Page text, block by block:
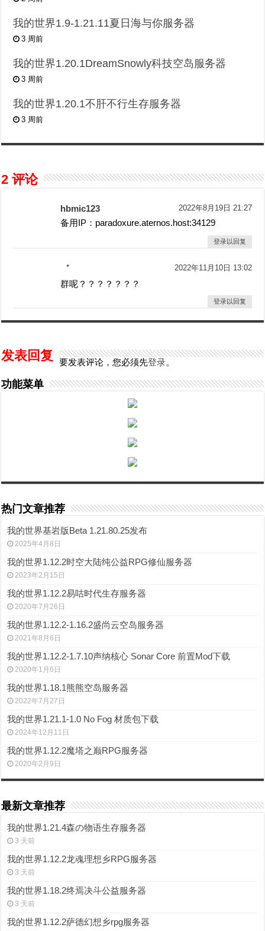
我的世界1.9-1.21.11夏日海与你服务器
3 周前
我的世界1.20.1DreamSnowly科技空岛服务器
3 周前
我的世界1.20.1不肝不行生存服务器
3 周前
2 评论
hbmic123 2022年8月19日 21:27
备用IP：paradoxure.aternos.host:34129
登录以回复
゛ 2022年11月10日 13:02
群呢？？？？？？？
登录以回复
发表回复 要发表评论，您必须先登录。
功能菜单
热门文章推荐
我的世界基岩版Beta 1.21.80.25发布
2025年4月8日
我的世界1.12.2时空大陆纯公益RPG修仙服务器
2023年2月15日
我的世界1.12.2易咕时代生存服务器
2020年7月26日
我的世界1.12.2-1.16.2盛尚云空岛服务器
2021年8月6日
我的世界1.12.2-1.7.10声纳核心 Sonar Core 前置Mod下载
2020年1月6日
我的世界1.18.1熊熊空岛服务器
2022年7月27日
我的世界1.21.1-1.0 No Fog 材质包下载
2024年12月11日
我的世界1.12.2魔塔之巅RPG服务器
2020年2月9日
最新文章推荐
我的世界1.21.4森の物语生存服务器
3 天前
我的世界1.12.2龙魂理想乡RPG服务器
3 天前
我的世界1.18.2终焉决斗公益服务器
3 天前
我的世界1.12.2萨德幻想乡rpg服务器